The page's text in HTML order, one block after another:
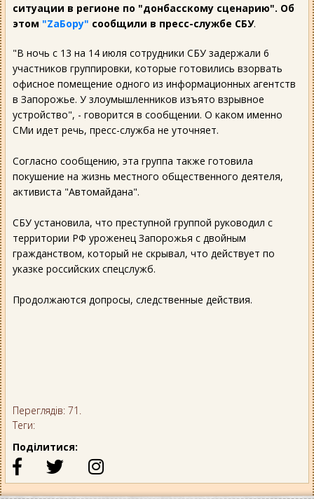
ситуации в регионе по "донбасскому сценарию". Об
этом "ZаБору" сообщили в пресс-службе СБУ.
"В ночь с 13 на 14 июля сотрудники СБУ задержали 6
участников группировки, которые готовились взорвать
офисное помещение одного из информационных агентств
в Запорожье. У злоумышленников изъято взрывное
устройство", - говорится в сообщении. О каком именно
СМи идет речь, пресс-служба не уточняет.
Согласно сообщению, эта группа также готовила
покушение на жизнь местного общественного деятеля,
активиста "Автомайдана".
СБУ установила, что преступной группой руководил с
территории РФ уроженец Запорожья с двойным
гражданством, который не скрывал, что действует по
указке российских спецслужб.
Продолжаются допросы, следственные действия.
Переглядів: 71.
Теги:
Поділитися: